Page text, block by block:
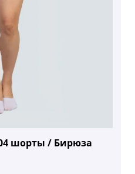
шорты / Бирюза